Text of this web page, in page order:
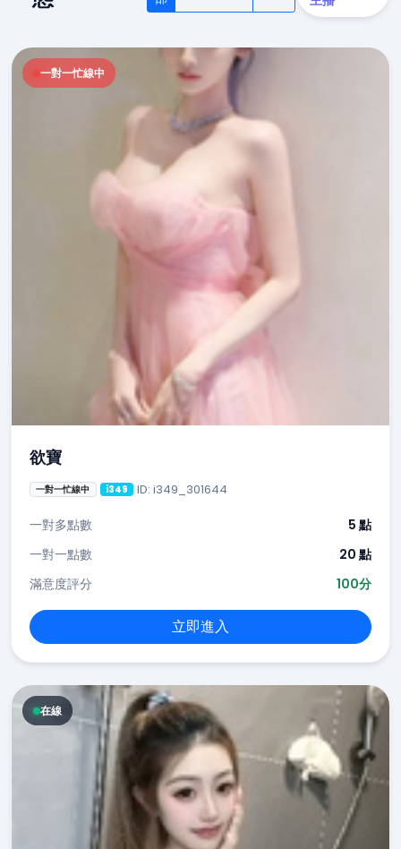
一對一忙線中
欲寶
一對一忙線中 i349 ID: i349_301644
一對多點數
5 點
一對一點數
20 點
滿意度評分
100分
立即進入
在線